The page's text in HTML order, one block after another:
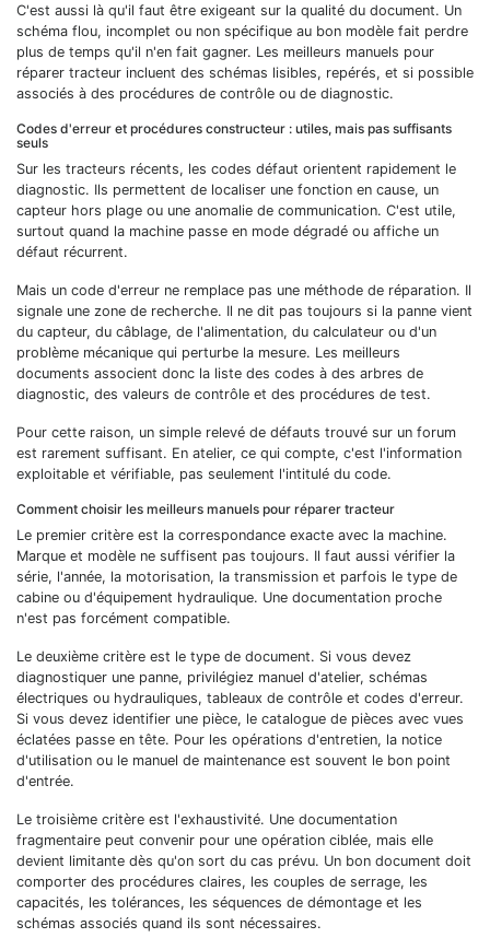
C'est aussi là qu'il faut être exigeant sur la qualité du document. Un
schéma flou, incomplet ou non spécifique au bon modèle fait perdre
plus de temps qu'il n'en fait gagner. Les meilleurs manuels pour
réparer tracteur incluent des schémas lisibles, repérés, et si possible
associés à des procédures de contrôle ou de diagnostic.
Codes d'erreur et procédures constructeur : utiles, mais pas suffisants
seuls
Sur les tracteurs récents, les codes défaut orientent rapidement le
diagnostic. Ils permettent de localiser une fonction en cause, un
capteur hors plage ou une anomalie de communication. C'est utile,
surtout quand la machine passe en mode dégradé ou affiche un
défaut récurrent.
Mais un code d'erreur ne remplace pas une méthode de réparation. Il
signale une zone de recherche. Il ne dit pas toujours si la panne vient
du capteur, du câblage, de l'alimentation, du calculateur ou d'un
problème mécanique qui perturbe la mesure. Les meilleurs
documents associent donc la liste des codes à des arbres de
diagnostic, des valeurs de contrôle et des procédures de test.
Pour cette raison, un simple relevé de défauts trouvé sur un forum
est rarement suffisant. En atelier, ce qui compte, c'est l'information
exploitable et vérifiable, pas seulement l'intitulé du code.
Comment choisir les meilleurs manuels pour réparer tracteur
Le premier critère est la correspondance exacte avec la machine.
Marque et modèle ne suffisent pas toujours. Il faut aussi vérifier la
série, l'année, la motorisation, la transmission et parfois le type de
cabine ou d'équipement hydraulique. Une documentation proche
n'est pas forcément compatible.
Le deuxième critère est le type de document. Si vous devez
diagnostiquer une panne, privilégiez manuel d'atelier, schémas
électriques ou hydrauliques, tableaux de contrôle et codes d'erreur.
Si vous devez identifier une pièce, le catalogue de pièces avec vues
éclatées passe en tête. Pour les opérations d'entretien, la notice
d'utilisation ou le manuel de maintenance est souvent le bon point
d'entrée.
Le troisième critère est l'exhaustivité. Une documentation
fragmentaire peut convenir pour une opération ciblée, mais elle
devient limitante dès qu'on sort du cas prévu. Un bon document doit
comporter des procédures claires, les couples de serrage, les
capacités, les tolérances, les séquences de démontage et les
schémas associés quand ils sont nécessaires.